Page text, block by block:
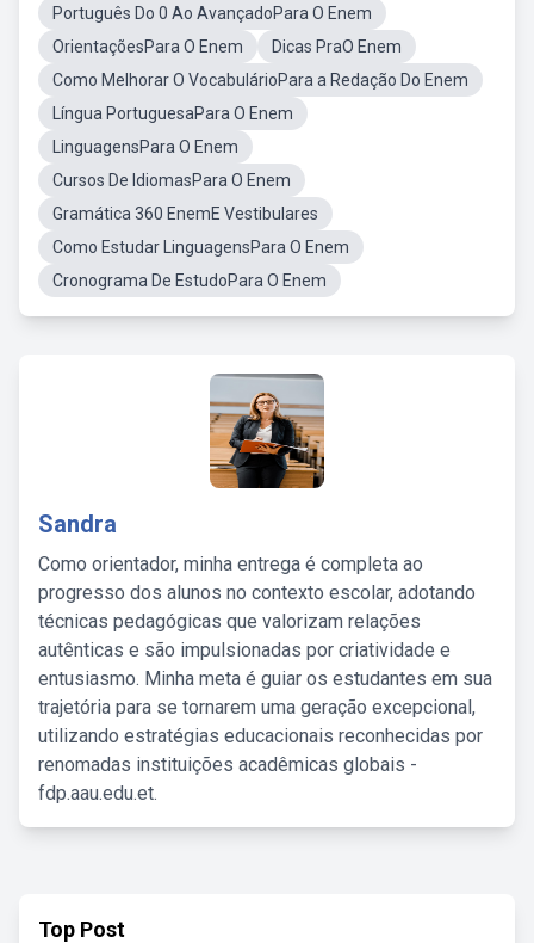
Português Do 0 Ao AvançadoPara O Enem
OrientaçõesPara O Enem
Dicas PraO Enem
Como Melhorar O VocabulárioPara a Redação Do Enem
Língua PortuguesaPara O Enem
LinguagensPara O Enem
Cursos De IdiomasPara O Enem
Gramática 360 EnemE Vestibulares
Como Estudar LinguagensPara O Enem
Cronograma De EstudoPara O Enem
Sandra
Como orientador, minha entrega é completa ao
progresso dos alunos no contexto escolar, adotando
técnicas pedagógicas que valorizam relações
autênticas e são impulsionadas por criatividade e
entusiasmo. Minha meta é guiar os estudantes em sua
trajetória para se tornarem uma geração excepcional,
utilizando estratégias educacionais reconhecidas por
renomadas instituições acadêmicas globais -
fdp.aau.edu.et.
Top Post